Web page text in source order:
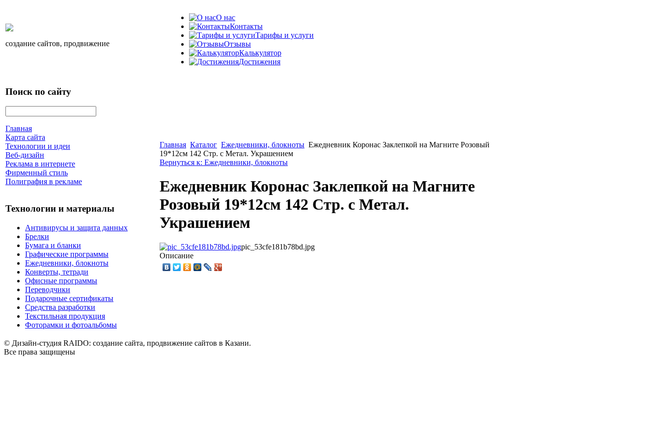
создание сайтов, продвижение
О нас
Контакты
Тарифы и услуги
Отзывы
Калькулятор
Достижения
Поиск по сайту
Главная
Карта сайта
Технологии и идеи
Веб-дизайн
Реклама в интернете
Фирменный стиль
Полиграфия в рекламе
Технологии и материалы
Антивирусы и защита данных
Брелки
Бумага и бланки
Графические программы
Ежедневники, блокноты
Конверты, тетради
Офисные программы
Переводчики
Подарочные сертификаты
Средства разработки
Текстильная продукция
Фоторамки и фотоальбомы
Главная Каталог Ежедневники, блокноты Ежедневник Коронас Заклепкой на Магните Розовый
19*12см 142 Стр. с Метал. Украшением
Вернуться к: Ежедневники, блокноты
Ежедневник Коронас Заклепкой на Магните
Розовый 19*12см 142 Стр. с Метал.
Украшением
pic_53cfe181b78bd.jpg
Описание
© Дизайн-студия RAIDO: создание сайта, продвижение сайтов в Казани.
Все права защищены